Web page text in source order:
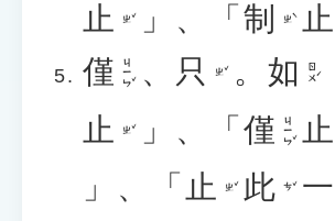
止 ㄓˇ 」、「 制 ㄓˋ 止
僅 ㄐㄧㄣˇ 、 只 ㄓˇ 。 如 ㄖㄨˊ
止 ㄓˇ 」、「 僅 ㄐㄧㄣˇ 止
」、「 止 ㄓˇ 此 ㄘˇ 一